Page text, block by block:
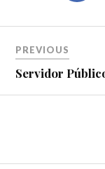
PREVIOUS
Servidor